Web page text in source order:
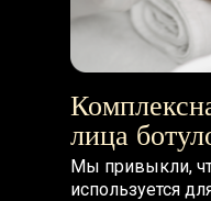
Мы привыкли,
используется
лица